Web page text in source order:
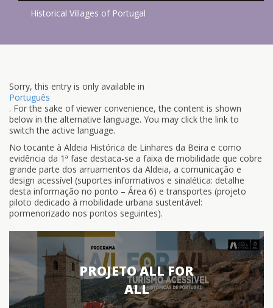
Historical Villages of Portugal
Sorry, this entry is only available in
Português
. For the sake of viewer convenience, the content is shown
below in the alternative language. You may click the link to
switch the active language.
No tocante à Aldeia Histórica de Linhares da Beira e como
evidência da 1ª fase destaca-se a faixa de mobilidade que cobre
grande parte dos arruamentos da Aldeia, a comunicação e
design acessível (suportes informativos e sinalética: detalhe
desta informação no ponto – Área 6) e transportes (projeto
piloto dedicado à mobilidade urbana sustentável:
pormenorizado nos pontos seguintes).
PROJETO ALL FOR
ALL